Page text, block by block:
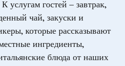
услугам гостей – завтрак,
чай, закуски и
которые рассказывают
ингредиенты,
блюда от наших